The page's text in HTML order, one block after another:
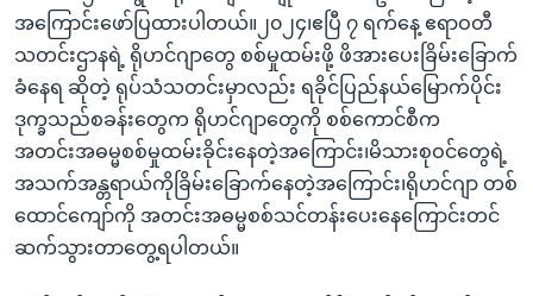
အကြောင်းဖော်ပြထားပါတယ်။၂၀၂၄၊ဧပြီ ၇ ရက်နေ့ ဧရာဝတီ
သတင်းဌာနရဲ့ ရိုဟင်ဂျာတွေ စစ်မှုထမ်းဖို့ ဖိအားပေးခြိမ်းခြောက်
ခံနေရ ဆိုတဲ့ ရုပ်သံသတင်းမှာလည်း ရခိုင်ပြည်နယ်မြောက်ပိုင်း
ဒုက္ခသည်စခန်းတွေက ရိုဟင်ဂျာတွေကို စစ်ကောင်စီက
အတင်းအဓမ္မစစ်မှုထမ်းခိုင်းနေတဲ့အကြောင်း၊မိသားစုဝင်တွေရဲ့
အသက်အန္တရာယ်ကိုခြိမ်းခြောက်နေတဲ့အကြောင်း၊ရိုဟင်ဂျာ တစ်
ထောင်ကျော်ကို အတင်းအဓမ္မစစ်သင်တန်းပေးနေကြောင်းတင်
ဆက်သွားတာတွေ့ရပါတယ်။